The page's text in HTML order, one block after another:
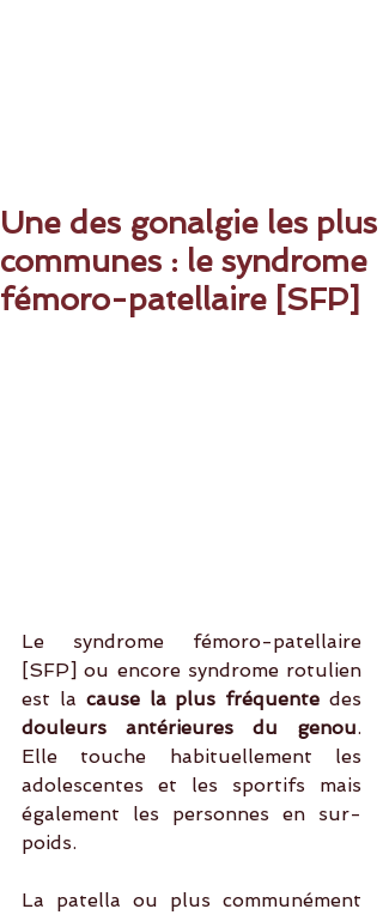
Une des gonalgie les plus
communes : le syndrome
fémoro-patellaire [SFP]
Le syndrome fémoro-patellaire
[SFP] ou encore syndrome rotulien
est la cause la plus fréquente des
douleurs antérieures du genou.
Elle touche habituellement les
adolescentes et les sportifs mais
également les personnes en sur-
poids.
La patella ou plus communément